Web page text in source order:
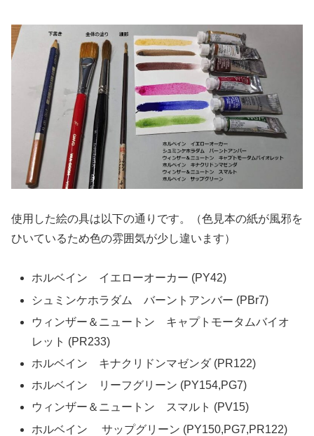
使用した絵の具は以下の通りです。（色見本の紙が風邪を
ひいているため色の雰囲気が少し違います）
ホルベイン イエローオーカー (PY42)
シュミンケホラダム バーントアンバー (PBr7)
ウィンザー＆ニュートン キャプトモータムバイオ
レット (PR233)
ホルベイン キナクリドンマゼンダ (PR122)
ホルベイン リーフグリーン (PY154,PG7)
ウィンザー＆ニュートン スマルト (PV15)
ホルベイン サップグリーン (PY150,PG7,PR122)